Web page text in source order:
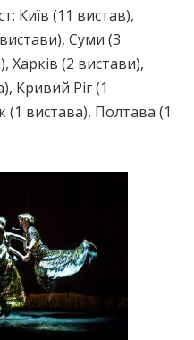
Київ (11 вистав),
Суми (3
Харків (2 вистави),
Кривий Ріг (1
(1 вистава), Полтава (1